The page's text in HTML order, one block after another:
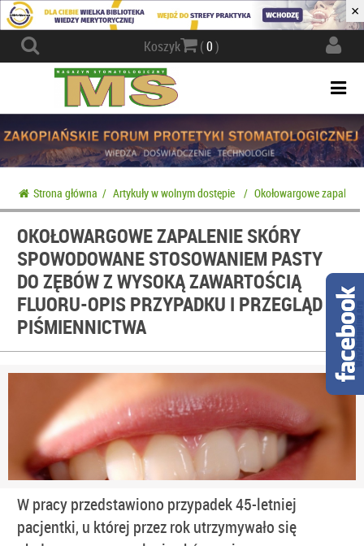
×
Koszyk (0)
Strona główna / Artykuły w wolnym dostępie / Okołowargowe
OKOŁOWARGOWE ZAPALENIE SKÓRY
SPOWODOWANE STOSOWANIEM PASTY
DO ZĘBÓW Z WYSOKĄ ZAWARTOŚCIĄ
FLUORU-OPIS PRZYPADKU I PRZEGLĄD
PIŚMIENNICTWA
W pracy przedstawiono przypadek 45-letniej
pacjentki, u której przez rok utrzymywało się